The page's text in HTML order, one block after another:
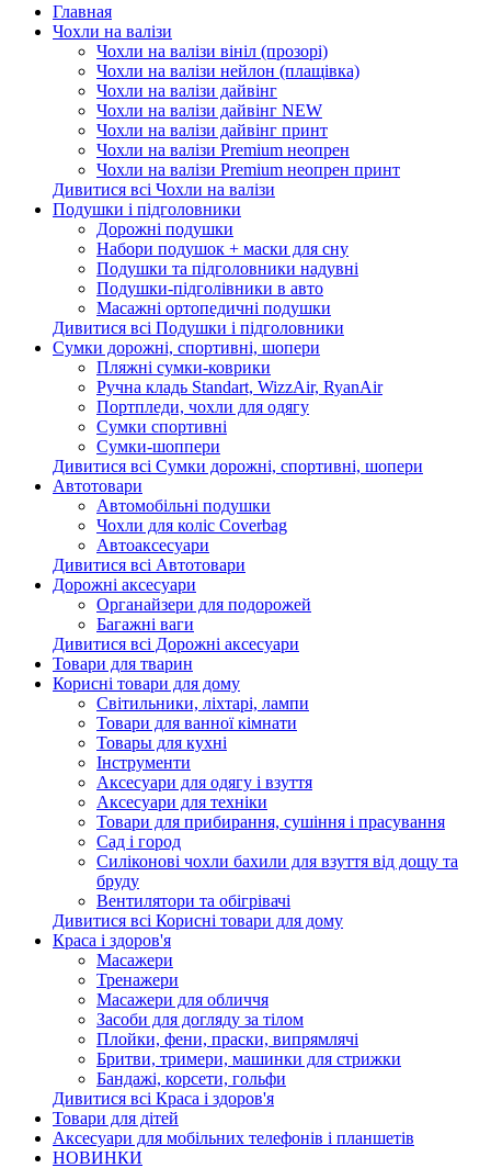
Главная
Чохли на валізи
Чохли на валізи вініл (прозорі)
Чохли на валізи нейлон (плащівка)
Чохли на валізи дайвінг
Чохли на валізи дайвінг NEW
Чохли на валізи дайвінг принт
Чохли на валізи Premium неопрен
Чохли на валізи Premium неопрен принт
Дивитися всі Чохли на валізи
Подушки і підголовники
Дорожні подушки
Набори подушок + маски для сну
Подушки та підголовники надувні
Подушки-підголівники в авто
Масажні ортопедичні подушки
Дивитися всі Подушки і підголовники
Сумки дорожні, спортивні, шопери
Пляжні сумки-коврики
Ручна кладь Standart, WizzAir, RyanAir
Портпледи, чохли для одягу
Сумки спортивні
Сумки-шоппери
Дивитися всі Сумки дорожні, спортивні, шопери
Автотовари
Автомобільні подушки
Чохли для коліс Coverbag
Автоаксесуари
Дивитися всі Автотовари
Дорожні аксесуари
Органайзери для подорожей
Багажні ваги
Дивитися всі Дорожні аксесуари
Товари для тварин
Корисні товари для дому
Світильники, ліхтарі, лампи
Товари для ванної кімнати
Товары для кухні
Інструменти
Аксесуари для одягу і взуття
Аксесуари для техніки
Товари для прибирання, сушіння і прасування
Сад і город
Силіконові чохли бахили для взуття від дощу та
бруду
Вентилятори та обігрівачі
Дивитися всі Корисні товари для дому
Краса і здоров'я
Масажери
Тренажери
Масажери для обличчя
Засоби для догляду за тілом
Плойки, фени, праски, випрямлячі
Бритви, тримери, машинки для стрижки
Бандажі, корсети, гольфи
Дивитися всі Краса і здоров'я
Товари для дітей
Аксесуари для мобільних телефонів і планшетів
НОВИНКИ